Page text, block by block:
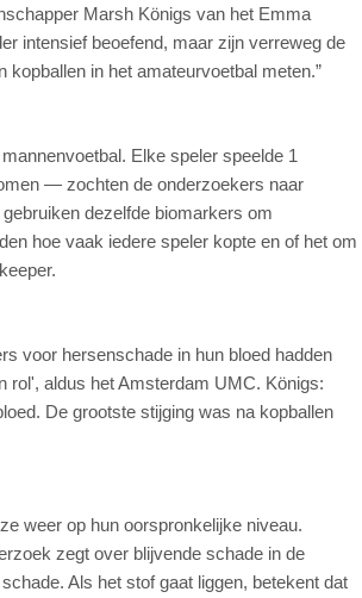
Marsh Königs van het Emma
intensief beoefend, maar zijn verreweg de
in het amateurvoetbal meten.”
Elke speler speelde 1
— zochten de onderzoekers naar
dezelfde biomarkers om
hoe vaak iedere speler kopte en of het om
voor hersenschade in hun bloed hadden
rol', aldus het Amsterdam UMC. Königs:
De grootste stijging was na kopballen
weer op hun oorspronkelijke niveau.
zegt over blijvende schade in de
Als het stof gaat liggen, betekent dat